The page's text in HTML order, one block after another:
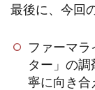
最後に、今回
ファーマ
ター」の
寧に向き合